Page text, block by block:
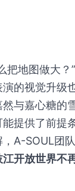
把地图做大
的视觉升级
与嘉心糖的
提供了前提
，A-SOUL团
开放世界不